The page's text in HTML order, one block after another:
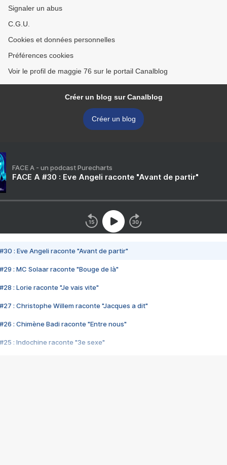
Signaler un abus
C.G.U.
Cookies et données personnelles
Préférences cookies
Voir le profil de maggie 76 sur le portail Canalblog
Créer un blog sur Canalblog
Créer un blog
FACE A - un podcast Purecharts
FACE A #30 : Eve Angeli raconte "Avant de partir"
#30 : Eve Angeli raconte "Avant de partir"
#29 : MC Solaar raconte "Bouge de là"
#28 : Lorie raconte "Je vais vite"
#27 : Christophe Willem raconte "Jacques a dit"
#26 : Chimène Badi raconte "Entre nous"
#25 : Indochine raconte "3e sexe"